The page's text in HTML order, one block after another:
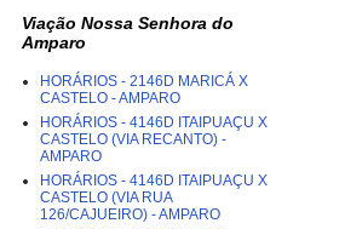
Viação Nossa Senhora do
Amparo
HORÁRIOS - 2146D MARICÁ X
CASTELO - AMPARO
HORÁRIOS - 4146D ITAIPUAÇU X
CASTELO (VIA RECANTO) -
AMPARO
HORÁRIOS - 4146D ITAIPUAÇU X
CASTELO (VIA RUA
126/CAJUEIRO) - AMPARO